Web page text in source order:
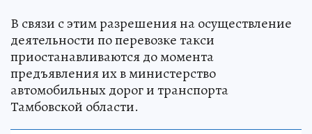
В связи с этим разрешения на осуществление
деятельности по перевозке такси
приостанавливаются до момента
предъявления их в министерство
автомобильных дорог и транспорта
Тамбовской области.